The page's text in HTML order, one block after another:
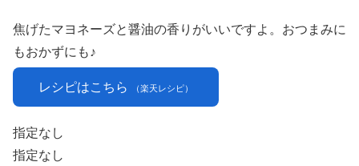
焦げたマヨネーズと醤油の香りがいいですよ。おつまみに
もおかずにも♪
レシピはこちら （楽天レシピ）
指定なし
指定なし